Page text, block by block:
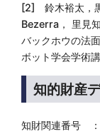
[2] 鈴木裕太，
Bezerra， 里見
バックホウの法
ボット学会学術
知的財産
知財関連番号